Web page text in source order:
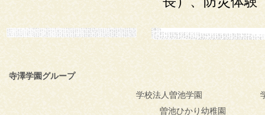
寺澤学園グループ
学校法人曽池学園
曽池ひかり幼稚園